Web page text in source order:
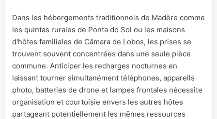
Dans les hébergements traditionnels de Madère comme
les quintas rurales de Ponta do Sol ou les maisons
d'hôtes familiales de Câmara de Lobos, les prises se
trouvent souvent concentrées dans une seule pièce
commune. Anticiper les recharges nocturnes en
laissant tourner simultanément téléphones, appareils
photo, batteries de drone et lampes frontales nécessite
organisation et courtoisie envers les autres hôtes
partageant potentiellement les mêmes ressources